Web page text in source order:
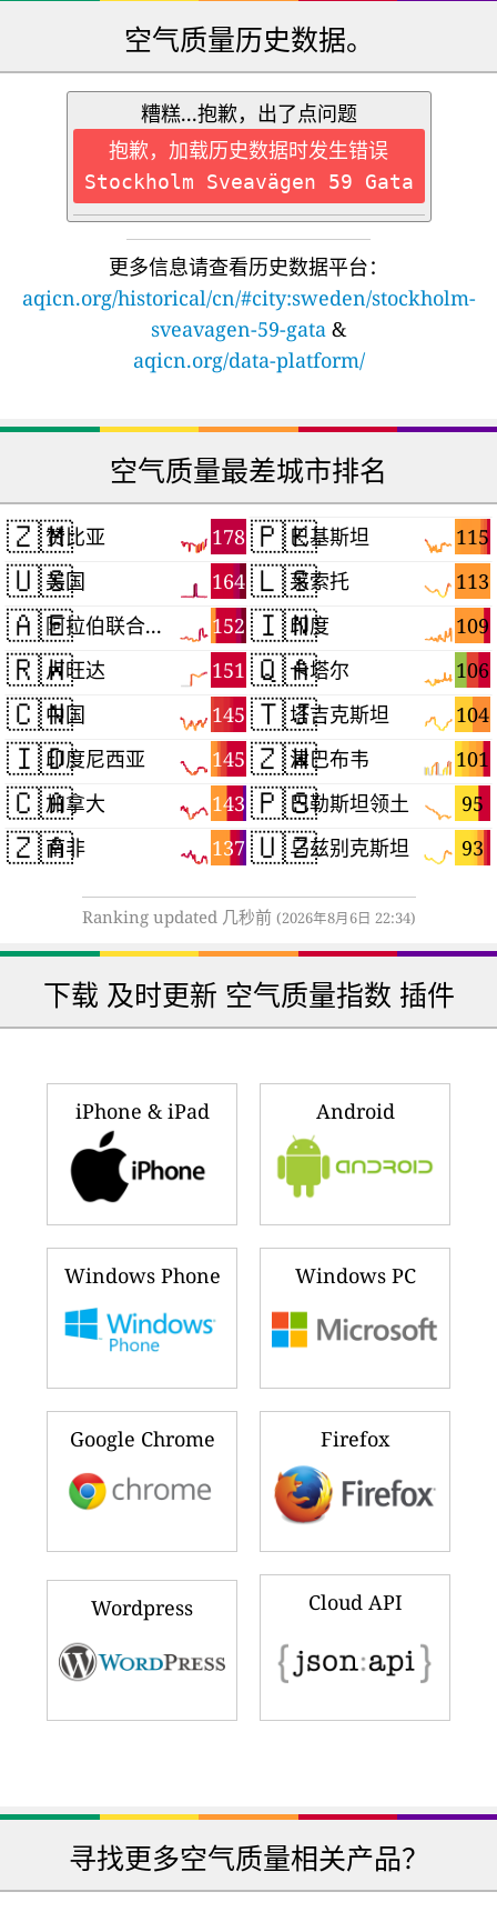
空气质量历史数据。
糟糕...抱歉，出了点问题
抱歉，加载历史数据时发生错误
Stockholm Sveavägen 59 Gata
更多信息请查看历史数据平台：
aqicn.org/historical/cn/#city:sweden/stockholm-
sveavagen-59-gata &
aqicn.org/data-platform/
空气质量最差城市排名
🇿🇲 178
赞比亚
🇺🇸 164
美国
🇦🇪 152
阿拉伯联合酋长国
🇷🇼 151
卢旺达
🇨🇳 145
中国
🇮🇩 145
印度尼西亚
🇨🇦 143
加拿大
🇿🇦 137
南非
🇵🇰 115
巴基斯坦
🇱🇸 113
莱索托
🇮🇳 109
印度
🇶🇦 106
卡塔尔
🇹🇯 104
塔吉克斯坦
🇿🇼 101
津巴布韦
🇵🇸 95
巴勒斯坦领土
🇺🇿 93
乌兹别克斯坦
Ranking updated 几秒前 (2026年8月6日 22:34)
下载 及时更新 空气质量指数 插件
iPhone & iPad Android
Windows Phone Windows PC
Google Chrome Firefox
Wordpress Cloud API
寻找更多空气质量相关产品？